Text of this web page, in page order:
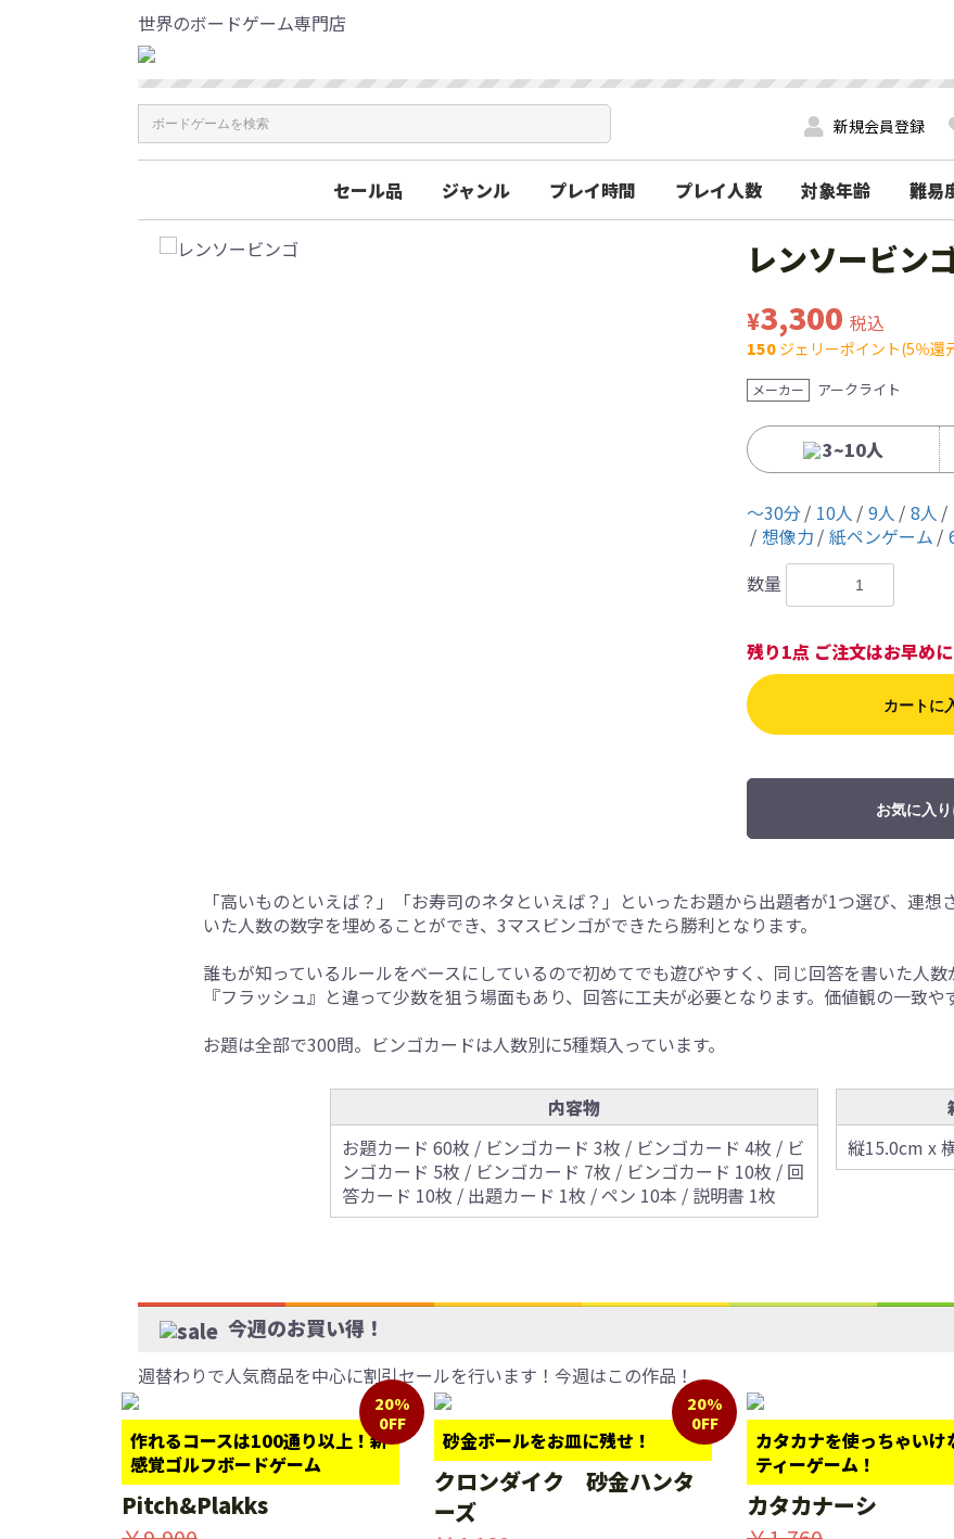
世界のボードゲーム専門店
新規会員登録
セール品 ジャンル プレイ時間 プレイ人数 対象年齢 難易
レンソービン
¥3,300 税込
150 ジェリーポイント(5％還
メーカー アークライト
3~10人
〜30分 10人 9人 8人
想像力
紙ペンゲーム
数量
残り1点 ご注文はお早めに
カートに
お気に入
「高いものといえば？」「お寿司のネタといえば？」といったお題から出題者が1つ選び、連
いた人数の数字を埋めることができ、3マスビンゴができたら勝利となります。
誰もが知っているルールをベースにしているので初めてでも遊びやすく、同じ回答を書いた人
『フラッシュ』と違って少数を狙う場面もあり、回答に工夫が必要となります。価値観の一致や
お題は全部で300問。ビンゴカードは人数別に5種類入っています。
内容物
お題カード 60枚 / ビンゴカード 3枚 / ビンゴカード 4枚 / ビ
ンゴカード 5枚 / ビンゴカード 7枚 / ビンゴカード 10枚 / 回
答カード 10枚 / 出題カード 1枚 / ペン 10本 / 説明書 1枚
縦15.0cm x
今週のお買い得！
週替わりで人気商品を中心に割引セールを行います！今週はこの作品！
作れるコースは100通り以上！新
感覚ゴルフボードゲーム
20%
0FF
Pitch&Plakks
砂金ボールをお皿に残せ！
20%
0FF
クロンダイク 砂金ハンタ
ーズ
カタカナを使っちゃいけ
ティーゲーム！
カタカナーシ